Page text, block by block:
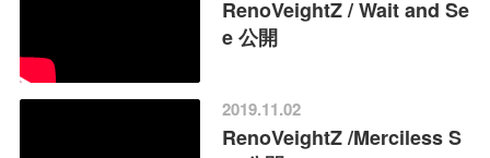
RenoVeightZ / Wait and Se
e 公開
2019.11.02
RenoVeightZ /Merciless S